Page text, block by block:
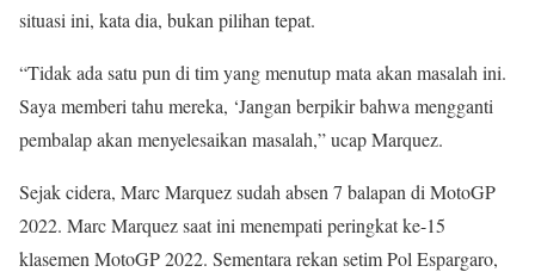
situasi ini, kata dia, bukan pilihan tepat.
“Tidak ada satu pun di tim yang menutup mata akan masalah ini.
Saya memberi tahu mereka, ‘Jangan berpikir bahwa mengganti
pembalap akan menyelesaikan masalah,” ucap Marquez.
Sejak cidera, Marc Marquez sudah absen 7 balapan di MotoGP
2022. Marc Marquez saat ini menempati peringkat ke-15
klasemen MotoGP 2022. Sementara rekan setim Pol Espargaro,